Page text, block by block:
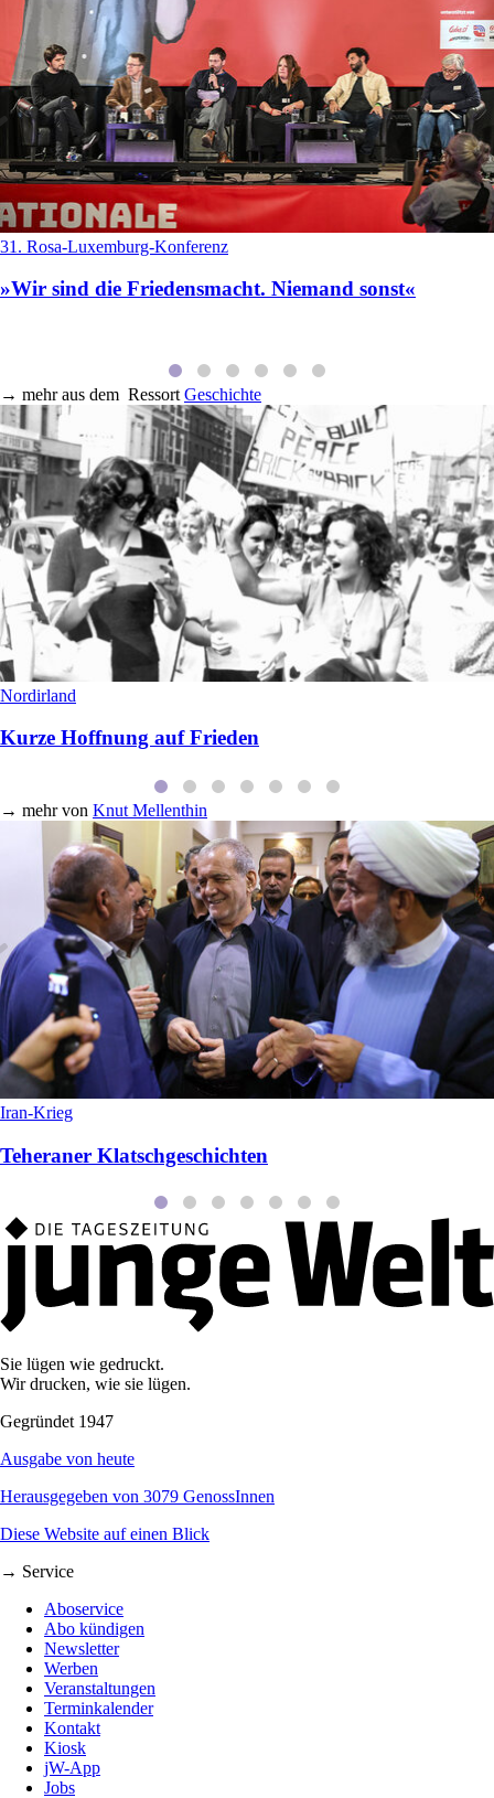
31. Rosa-Luxemburg-Konferenz
»Wir sind die Friedensmacht. Niemand sonst«
→ mehr aus dem Ressort Geschichte
Nordirland
Kurze Hoffnung auf Frieden
→ mehr von Knut Mellenthin
Iran-Krieg
Teheraner Klatschgeschichten
Sie lügen wie gedruckt.
Wir drucken, wie sie lügen.
Gegründet 1947
Ausgabe von heute
Herausgegeben von 3079 GenossInnen
Diese Website auf einen Blick
→ Service
Aboservice
Abo kündigen
Newsletter
Werben
Veranstaltungen
Terminkalender
Kontakt
Kiosk
jW-App
Jobs